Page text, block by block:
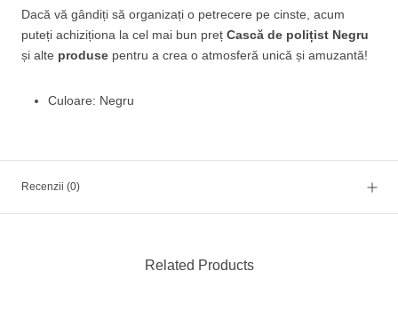
Dacă vă gândiți să organizați o petrecere pe cinste, acum
puteți achiziționa la cel mai bun preț Cască de polițist Negru
și alte produse pentru a crea o atmosferă unică și amuzantă!
Culoare: Negru
Recenzii (0)
Related Products